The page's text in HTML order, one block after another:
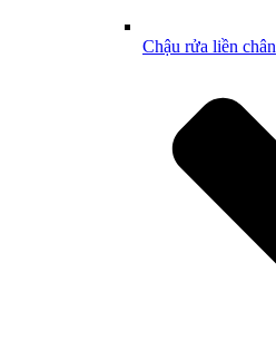
Chậu rửa liền chân